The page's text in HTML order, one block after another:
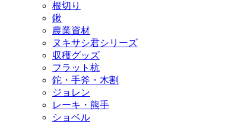
根切り
鍬
農業資材
ヌキサシ君シリーズ
収穫グッズ
フラット杭
鉈・手斧・木割
ジョレン
レーキ・熊手
ショベル